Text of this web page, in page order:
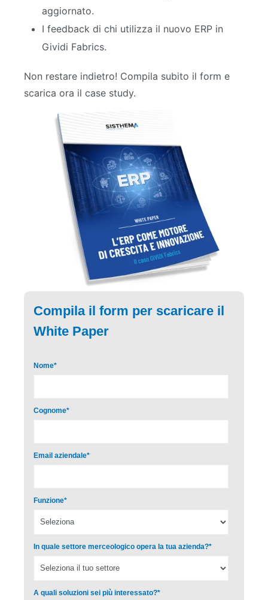
aggiornato.
I feedback di chi utilizza il nuovo ERP in
Gividi Fabrics.
Non restare indietro! Compila subito il form e
scarica ora il case study.
Compila il form per scaricare il
White Paper
Nome*
Cognome*
Email aziendale*
Funzione*
In quale settore merceologico opera la tua azienda?*
A quali soluzioni sei più interessato?*